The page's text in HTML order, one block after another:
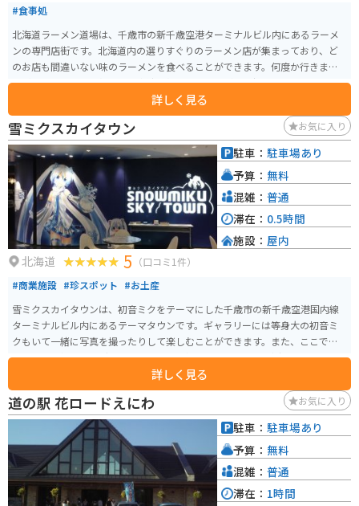
#食事処
北海道ラーメン道場は、千歳市の新千歳空港ターミナルビル内にあるラーメ
ンの専門店街です。北海道内の選りすぐりのラーメン店が集まっており、ど
のお店も間違いない味のラーメンを食べることができます。何度か行きまし
たが、個人的には札幌飛燕の我流札幌塩らーめんが一番好みです。
詳しく見る
雪ミクスカイタウン お気に入り
北海道 5 （口コミ1件）
#商業施設 #珍スポット #お土産
雪ミクスカイタウンは、初音ミクをテーマにした千歳市の新千歳空港国内線
ターミナルビル内にあるテーマタウンです。ギャラリーには等身大の初音ミ
クもいて一緒に写真を撮ったりして楽しむことができます。また、ここでし
か買えない初音ミクグッズも多数あり、初音ミクファンは垂涎もの、ファン
でなくても楽しめるスポットです。詳しく見る
駐車： 駐車場あり
予算： 無料
混雑： 普通
滞在： 0.5時間
施設： 屋内
道の駅 花ロードえにわ お気に入り
駐車： 駐車場あり
予算： 無料
混雑： 普通
滞在： 1時間